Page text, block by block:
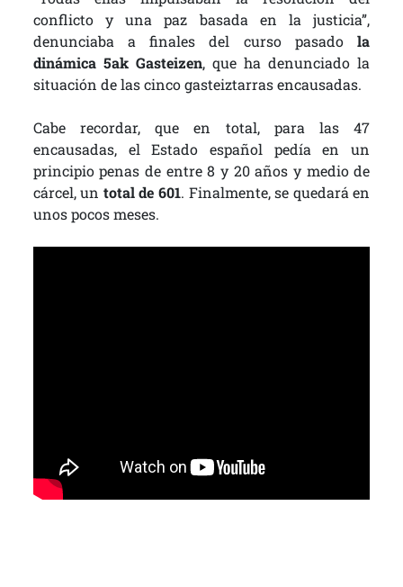
conflicto y una paz basada en la justicia”,
denunciaba a finales del curso pasadola
dinámica 5ak Gasteizen, que ha denunciado la
situación de las cinco gasteiztarras encausadas.
Cabe recordar, que en total, para las 47
encausadas, el Estado español pedía en un
principio penas de entre 8 y 20 años y medio de
cárcel, un total de 601. Finalmente, se quedará en
unos pocos meses.